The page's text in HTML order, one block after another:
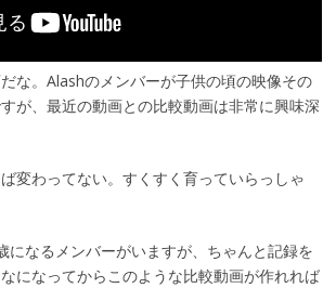
な。Alashのメンバーが子供の頃の映像その
が、最近の動画との比較動画は非常に興味深
変わってない。すくすく育っていらっしゃ
になるメンバーがいますが、ちゃんと記録を
になってからこのような比較動画が作れれば